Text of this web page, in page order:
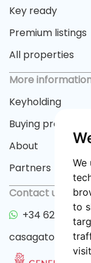
We
to
Key ready
Premium listings
All properties
More
Keyholding
Buying process
About
Partners
Contact us
+34 622 33 55